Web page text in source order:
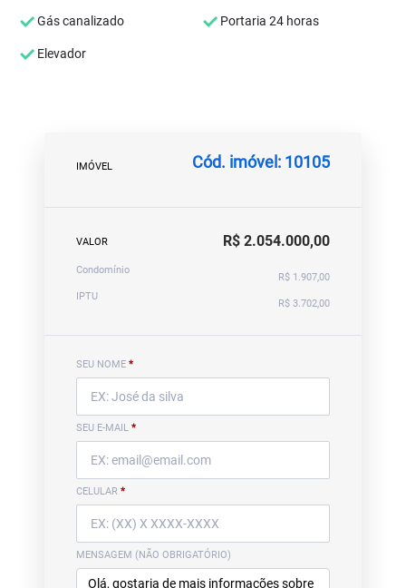
Gás canalizado Portaria 24 horas
Elevador
IMÓVEL Cód. imóvel: 10105
VALOR R$ 2.054.000,00
Condomínio
R$ 1.907,00
IPTU
R$ 3.702,00
SEU NOME *
SEU E-MAIL *
CELULAR *
MENSAGEM (NÃO OBRIGATÓRIO)